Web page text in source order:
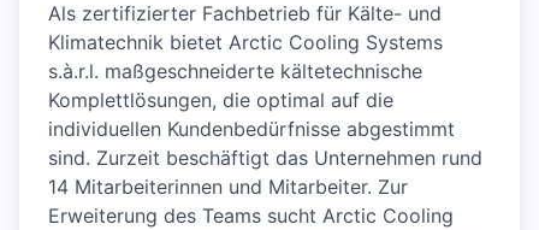
Als zertifizierter Fachbetrieb für Kälte- und
Klimatechnik bietet Arctic Cooling Systems
s.à.r.l. maßgeschneiderte kältetechnische
Komplettlösungen, die optimal auf die
individuellen Kundenbedürfnisse abgestimmt
sind. Zurzeit beschäftigt das Unternehmen rund
14 Mitarbeiterinnen und Mitarbeiter. Zur
Erweiterung des Teams sucht Arctic Cooling